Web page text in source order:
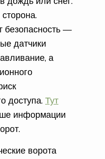
безопасность —
датчики
а
доступа. Тут
информации
ворота